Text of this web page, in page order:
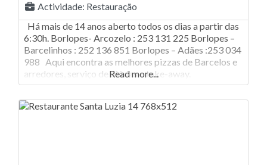
Actividade: Restauração
Há mais de 14 anos aberto todos os dias a partir das
6:30h. Borlopes- Arcozelo : 253 131 225 Borlopes –
Barcelinhos : 252 136 851 Borlopes – Adães :253 034
988 Aqui encontra as melhores pizzas de Barcelos e
arredores, serviço de diárias e take-away.
Read more...